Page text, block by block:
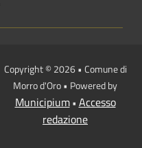
Copyright © 2026 • Comune di
Morro d'Oro • Powered by
Municipium• Accesso
redazione